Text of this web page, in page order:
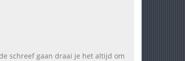
schreef gaan draai je het altijd om